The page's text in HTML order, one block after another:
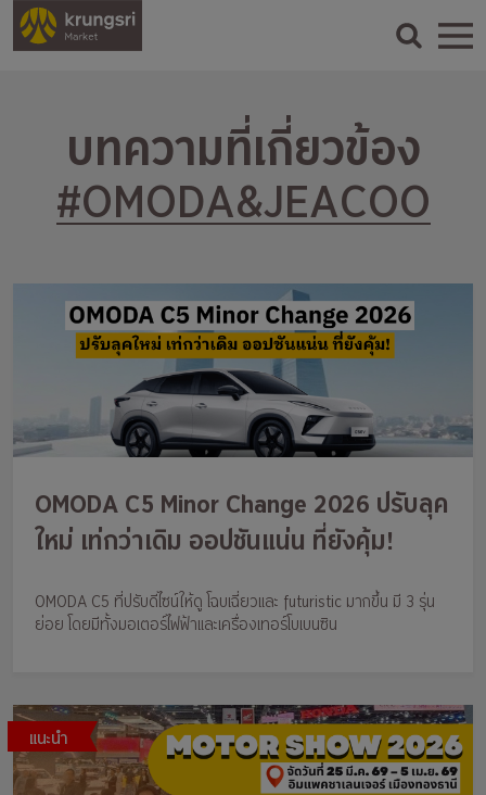
บทความที่เกี่ยวข้อง
#OMODA&JEACOO
OMODA C5 Minor Change 2026 ปรับลุค
ใหม่ เท่กว่าเดิม ออปชันแน่น ที่ยังคุ้ม!
OMODA C5 ที่ปรับดีไซน์ให้ดู โฉบเฉี่ยวและ futuristic มากขึ้น มี 3 รุ่น
ย่อย โดยมีทั้งมอเตอร์ไฟฟ้าและเครื่องเทอร์โบเบนซิน
แนะนำ